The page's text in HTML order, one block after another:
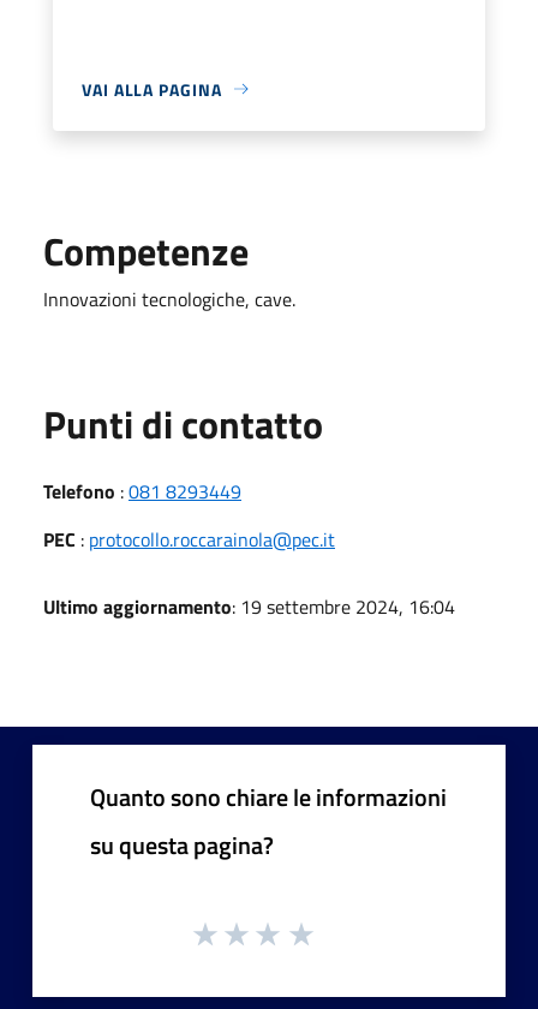
VAI ALLA PAGINA
Competenze
Innovazioni tecnologiche, cave.
Punti di contatto
Telefono :081 8293449
PEC : protocollo.roccarainola@pec.it
Ultimo aggiornamento: 19 settembre 2024, 16:04
Quanto sono chiare le informazioni
su questa pagina?